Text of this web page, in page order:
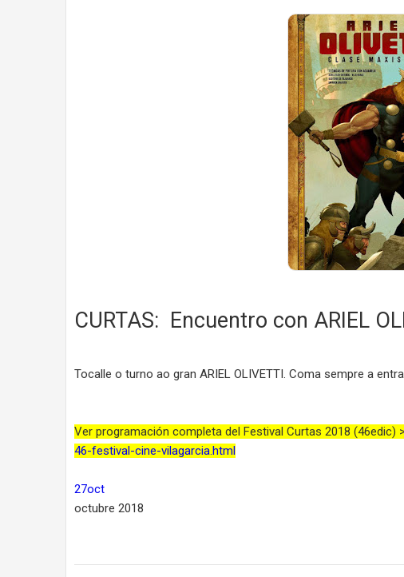
CURTAS: Encuentro con ARIEL
Tocalle o turno ao gran ARIEL OLIVETTI. Coma sempre a
Ver programación completa del Festival Curtas 2018 (46edic)
46-festival-cine-vilagarcia.html
27oct
octubre 2018